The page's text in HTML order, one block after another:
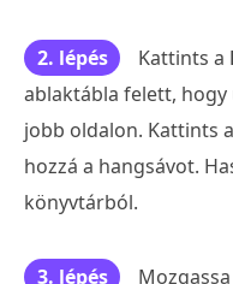
2. lépés Kattints a
ablaktábla felett,
jobb oldalon. Kattints a
hozzá a hangsávot.
könyvtárból.
3. lépés